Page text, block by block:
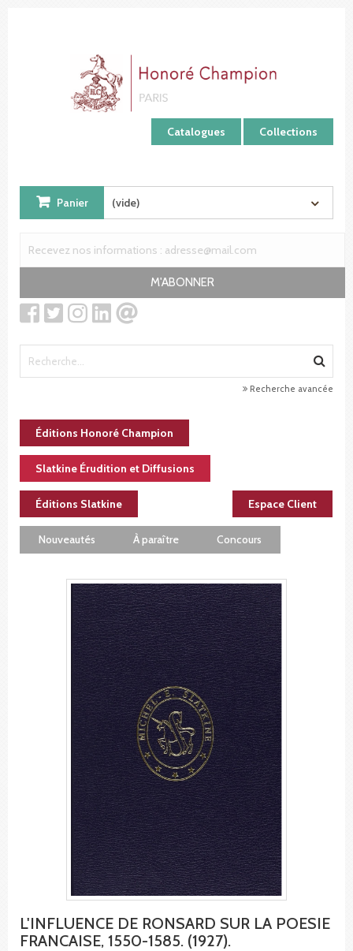
Catalogues Collections
Panier (vide)
M'ABONNER
Recherche avancée
Éditions Honoré Champion
Slatkine Érudition et Diffusions
Éditions Slatkine Espace Client
Nouveautés À paraître Concours
L'INFLUENCE DE RONSARD SUR LA POESIE
FRANCAISE, 1550-1585. (1927).